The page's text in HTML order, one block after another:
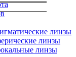
линзы
линзы
линзы